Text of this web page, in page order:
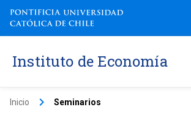
Instituto de Economía
Inicio keyboard_arrow_right Seminarios